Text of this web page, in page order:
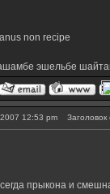
non recipe
эшельбе
12:53 pm Заголовок
прыкона и